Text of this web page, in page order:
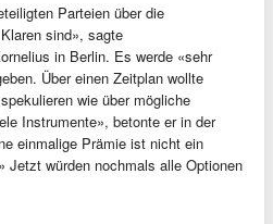
Parteien über die
sind», sagte
in Berlin. Es werde «sehr
Über einen Zeitplan wollte
wie über mögliche
Instrumente», betonte er in der
einmalige Prämie ist nicht ein
Jetzt würden nochmals alle Optionen